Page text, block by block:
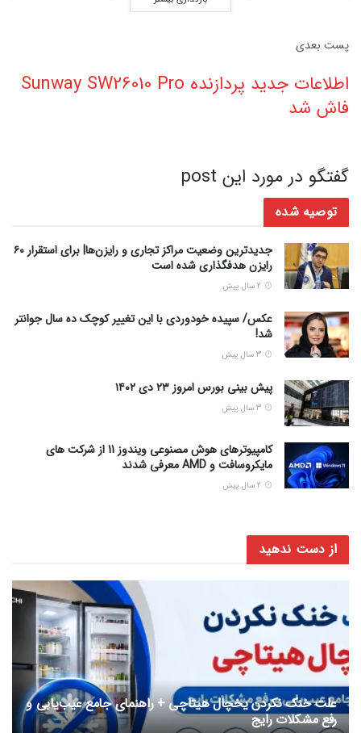
پست‌ بعدی
اطلاعات جدید پردازنده Sunway SW26010 Pro
فاش شد
گفتگو در مورد این post
توصیه شده
جدیدترین وضعیت مراکز تجاری و رایزن‌ها| برای استقرار ۶۰
رایزن هدفگذاری شده است
عکس/ سپیده خودوردی با این تغییر کوچک ده سال جوانتر
شد!
پیش بینی بورس امروز ۲۳ دی ۱۴۰۲
کامپیوترهای هوش مصنوعی ویندوز 11 از شرکت های
مایکروسافت و AMD معرفی شدند
از دست ندهید
علت خنک نکردن یخچال هیتاچی + راهنمای جامع عیب‌یابی و
رفع مشکلات رایج